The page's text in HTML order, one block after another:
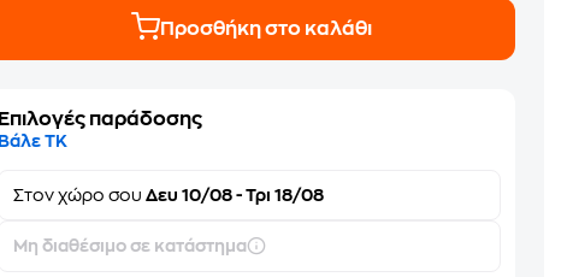
Προσθήκη στο καλάθι
Επιλογές παράδοσης
Βάλε ΤΚ
Στονχώρο σου Δευ 10/08 - Τρι 18/08
Μη διαθέσιμο σε κατάστημα